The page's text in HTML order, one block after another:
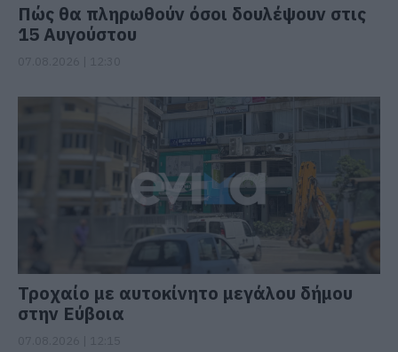
Πώς θα πληρωθούν όσοι δουλέψουν στις
15 Αυγούστου
Τροχαίο με αυτοκίνητο μεγάλου δήμου
στην Εύβοια